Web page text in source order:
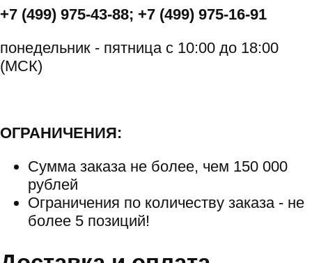
+7 (499) 975-43-88; +7 (499) 975-16-91
понедельник - пятница с 10:00 до 18:00
(МСК)
ОГРАНИЧЕНИЯ:
Сумма заказа не более, чем 150 000
рублей
Ограничения по количеству заказа - не
более 5 позиций!